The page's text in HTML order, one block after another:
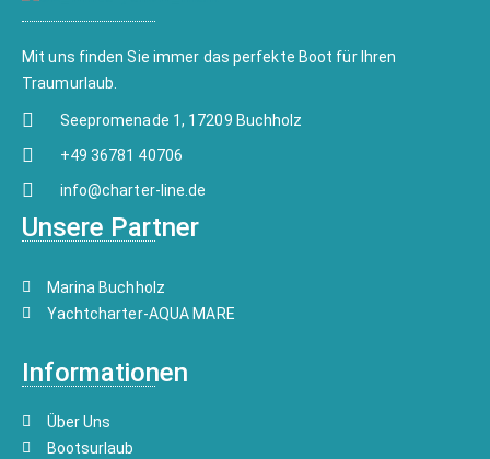
Mit uns finden Sie immer das perfekte Boot für Ihren
Traumurlaub.
Seepromenade 1, 17209 Buchholz
+49 36781 40706
info@charter-line.de
Unsere Partner
Marina Buchholz
Yachtcharter-AQUA MARE
Informationen
Über Uns
Bootsurlaub